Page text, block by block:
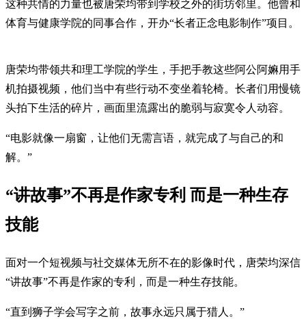
这种共情的力量也被唐荣均带到学校之外的街坊邻里。他曾和
体育与健康学院的同事合作，开办“长者正念电影制作”项目。
唐荣均带领共和理工学院的学生，手把手教这些阿公阿嫲用手
机拍摄视频，他们当中有些行动不变坐着轮椅。长者们用慢镜
头拍下生活的碎片，画面里流露出的脆弱与寂寞令人动容。
“电影就像一扇窗，让他们无需言语，就完成了与自己的和
解。”
“讲故事”不再是作家专利 而是一种生存
技能
面对一个短视频与社交媒体无所不在的影像时代，唐荣均深信
“讲故事”不再是作家的专利，而是一种生存技能。
“直到狮子学会写字之前，故事永远只属于猎人。”